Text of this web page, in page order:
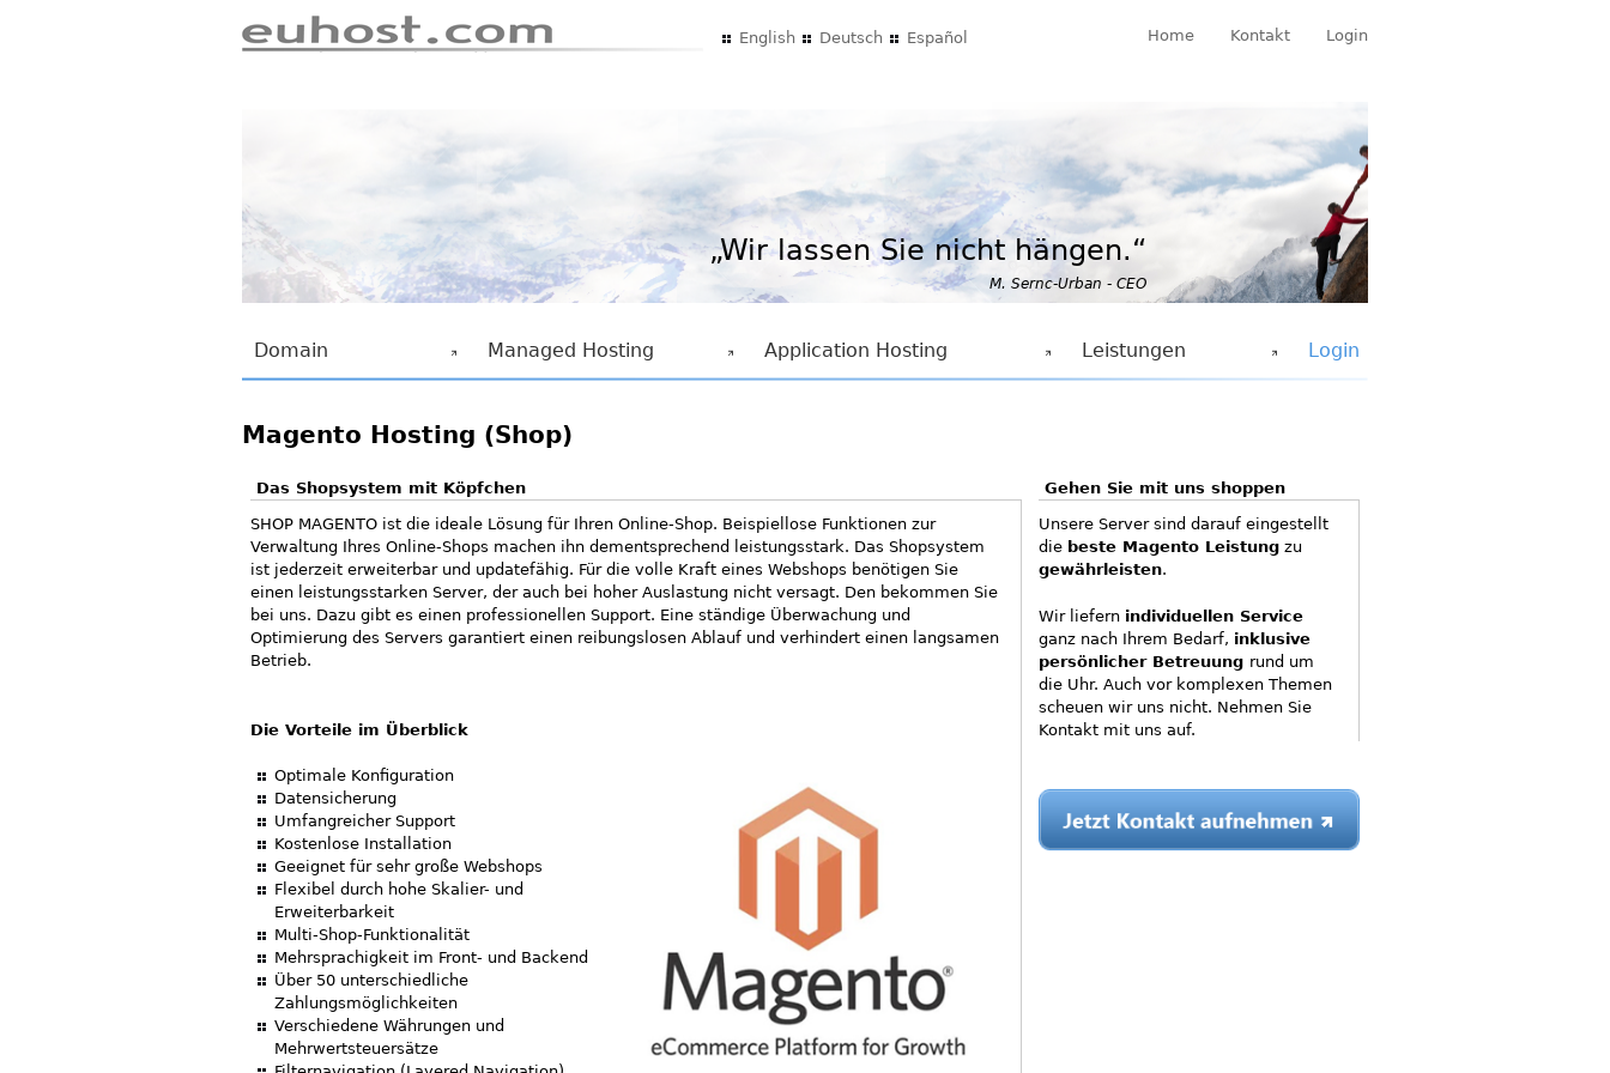
Home
Kontakt Login
English Deutsch Español
„Wir lassen Sie nicht hängen.“
M. Sernc-Urban - CEO
euhost Navigation
Domain Managed Hosting Application Hosting Leistungen Login
Magento Hosting (Shop)
Das Shopsystem mit Köpfchen
SHOP MAGENTO ist die ideale Lösung für Ihren Online-Shop. Beispiellose Funktionen zur
Verwaltung Ihres Online-Shops machen ihn dementsprechend leistungsstark. Das Shopsystem
ist jederzeit erweiterbar und updatefähig. Für die volle Kraft eines Webshops benötigen Sie
einen leistungsstarken Server, der auch bei hoher Auslastung nicht versagt. Den bekommen Sie
bei uns. Dazu gibt es einen professionellen Support. Eine ständige Überwachung und
Optimierung des Servers garantiert einen reibungslosen Ablauf und verhindert einen langsamen
Betrieb.
Die Vorteile im Überblick
Optimale Konfiguration
Datensicherung
Umfangreicher Support
Kostenlose Installation
Geeignet für sehr große Webshops
Flexibel durch hohe Skalier- und
Erweiterbarkeit
Multi-Shop-Funktionalität
Mehrsprachigkeit im Front- und Backend
Über 50 unterschiedliche
Zahlungsmöglichkeiten
Verschiedene Währungen und
Mehrwertsteuersätze
Gehen Sie mit uns shoppen
Unsere Server sind darauf eingestellt
die beste Magento Leistung zu
gewährleisten.
Wir liefern individuellen Service
ganz nach Ihrem Bedarf, inklusive
persönlicher Betreuung rund um
die Uhr. Auch vor komplexen Themen
scheuen wir uns nicht. Nehmen Sie
Kontakt mit uns auf.